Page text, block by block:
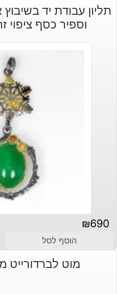
תליון עבודת יד בשיבוץ
וספיר כסף ציפוי
₪690
הוסף לסל
מוט לברדורייט